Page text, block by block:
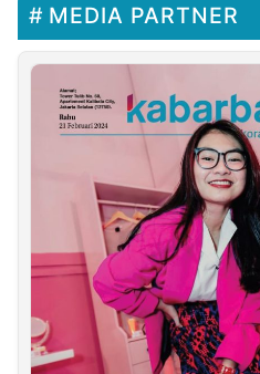
MEDIA PARTNER